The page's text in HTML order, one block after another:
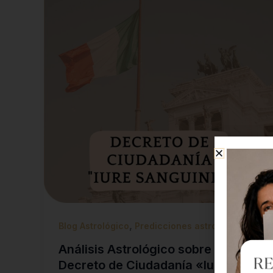
Blog Astrológico, Predicciones astrológicas
Análisis Astrológico sobre el
Decreto de Ciudadanía «Iure